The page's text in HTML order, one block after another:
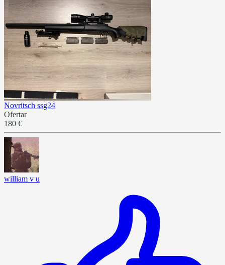
Novritsch ssg24
Ofertar
180 €
william v u